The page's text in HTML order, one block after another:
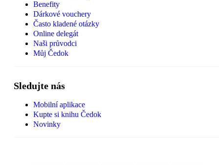
Benefity
Dárkové vouchery
Často kladené otázky
Online delegát
Naši průvodci
Můj Čedok
Sledujte nás
Mobilní aplikace
Kupte si knihu Čedok
Novinky